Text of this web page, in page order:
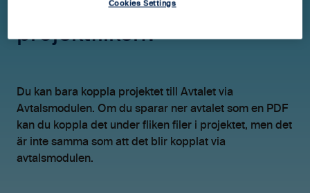
hållet och koppla avtal på
projektfliken?
Du kan bara koppla projektet till Avtalet via
Avtalsmodulen. Om du sparar ner avtalet som en PDF
kan du koppla det under fliken filer i projektet, men det
är inte samma som att det blir kopplat via
avtalsmodulen.
Cookies Settings